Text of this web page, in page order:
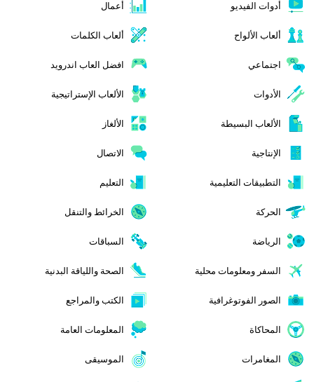
أدوات الفيديو أعمال
ألعاب الألواح ألعاب الكلمات
اجتماعي افضل العاب اندرويد
الأدوات الألعاب الإستراتيجية
الألعاب البسيطة الألغاز
الإنتاجية الاتصال
التطبيقات التعليمية التعليم
الحركة الخرائط والتنقل
الرياضة السباقات
السفر ومعلومات محلية الصحة واللياقة البدنية
الصور الفوتوغرافية الكتب والمراجع
المحاكاة المعلومات العامة
المغامرات الموسيقى